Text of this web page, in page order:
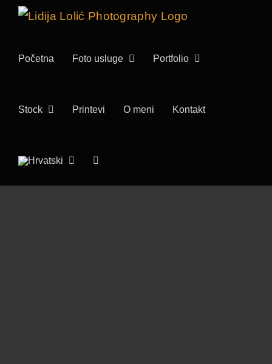
Skip
Početna Foto usluge Portfolio
Stock Printevi O meni Kontakt